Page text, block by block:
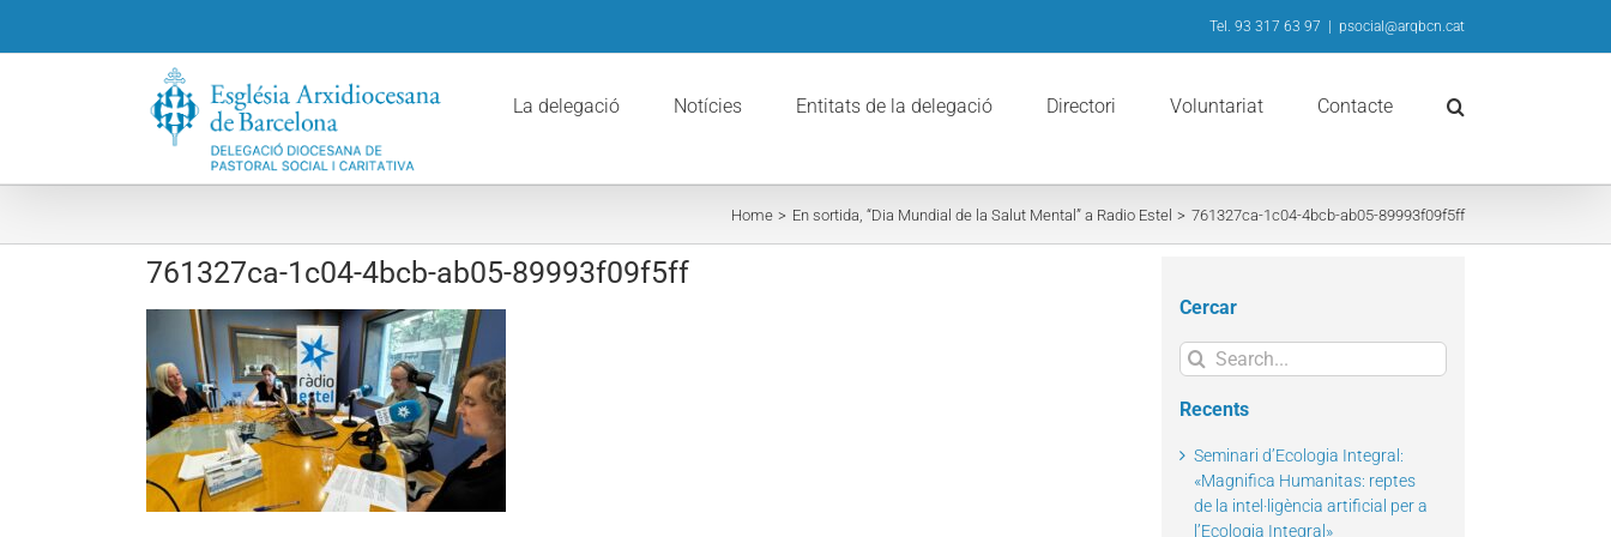
Tel. 93 317 63 97 psocial@arqbcn.cat
La delegació Notícies Entitats de la delegació Directori Voluntariat Contacte
Home En sortida, “Dia Mundial de la Salut Mental” a Radio Estel 761327ca-1c04-4bcb-ab05-89993f09f5ff
761327ca-1c04-4bcb-ab05-89993f09f5ff
Cercar
Search
for:
Recents
Seminari d’Ecologia Integral:
«Magnifica Humanitas: reptes
de la intel·ligència artificial per a
l’Ecologia Integral»